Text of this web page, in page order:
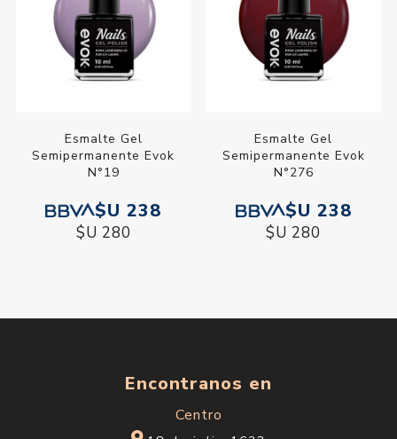
Esmalte Gel
Semipermanente Evok
N°19
$U 238
$U 280
Esmalte Gel
Semipermanente Evok
N°276
$U 238
$U 280
Encontranos en
Centro